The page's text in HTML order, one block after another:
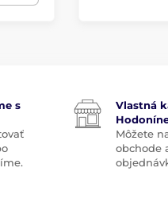
s
Vlastná
Môžete
obchode